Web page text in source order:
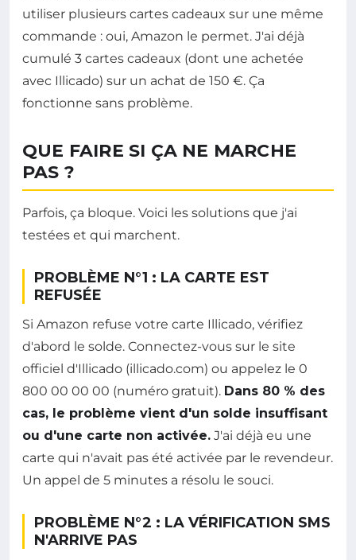
utiliser plusieurs cartes cadeaux sur une même
commande : oui, Amazon le permet. J'ai déjà
cumulé 3 cartes cadeaux (dont une achetée
avec Illicado) sur un achat de 150 €. Ça
fonctionne sans problème.
QUE FAIRE SI ÇA NE MARCHE
PAS ?
Parfois, ça bloque. Voici les solutions que j'ai
testées et qui marchent.
PROBLÈME N°1 : LA CARTE EST
REFUSÉE
Si Amazon refuse votre carte Illicado, vérifiez
d'abord le solde. Connectez-vous sur le site
officiel d'Illicado (illicado.com) ou appelez le 0
800 00 00 00 (numéro gratuit). Dans 80 % des
cas, le problème vient d'un solde insuffisant
ou d'une carte non activée. J'ai déjà eu une
carte qui n'avait pas été activée par le revendeur.
Un appel de 5 minutes a résolu le souci.
PROBLÈME N°2 : LA VÉRIFICATION SMS
N'ARRIVE PAS